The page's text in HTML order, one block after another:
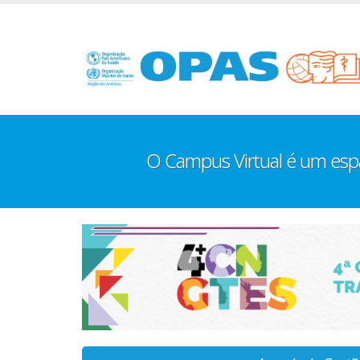
O Campus Virtual é um